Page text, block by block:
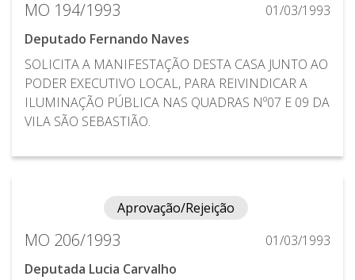
MO 194/1993
01/03/1993
Deputado Fernando Naves
SOLICITA A MANIFESTAÇÃO DESTA CASA JUNTO AO
PODER EXECUTIVO LOCAL, PARA REIVINDICAR A
ILUMINAÇÃO PÚBLICA NAS QUADRAS Nº07 E 09 DA
VILA SÃO SEBASTIÃO.
Aprovação/Rejeição
MO 206/1993
01/03/1993
Deputada Lucia Carvalho